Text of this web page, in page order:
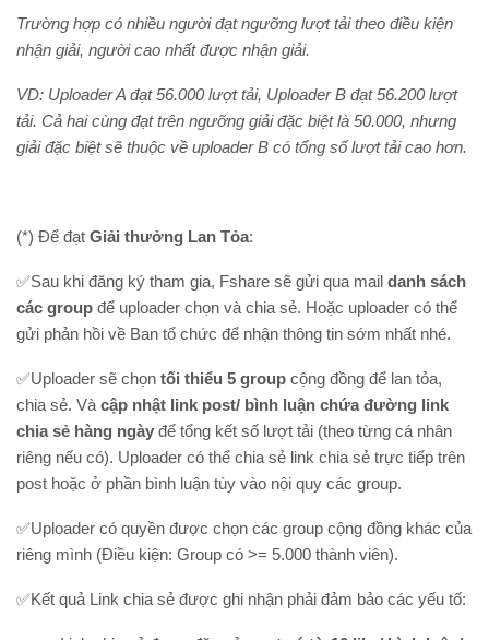
Trường hợp có nhiều người đạt ngưỡng lượt tải theo điều kiện
nhận giải, người cao nhất được nhận giải.
VD: Uploader A đạt 56.000 lượt tải, Uploader B đạt 56.200 lượt
tải. Cả hai cùng đạt trên ngưỡng giải đặc biệt là 50.000, nhưng
giải đặc biệt sẽ thuộc về uploader B có tổng số lượt tải cao hơn.
(*) Để đạt Giải thưởng Lan Tỏa:
✅Sau khi đăng ký tham gia, Fshare sẽ gửi qua mail danh sách
các group để uploader chọn và chia sẻ. Hoặc uploader có thể
gửi phản hồi về Ban tổ chức để nhận thông tin sớm nhất nhé.
✅Uploader sẽ chọn tối thiểu 5 group cộng đồng để lan tỏa,
chia sẻ. Và cập nhật link post/ bình luận chứa đường link
chia sẻ hàng ngày để tổng kết số lượt tải (theo từng cá nhân
riêng nếu có). Uploader có thể chia sẻ link chia sẻ trực tiếp trên
post hoặc ở phần bình luận tùy vào nội quy các group.
✅Uploader có quyền được chọn các group cộng đồng khác của
riêng mình (Điều kiện: Group có >= 5.000 thành viên).
✅Kết quả Link chia sẻ được ghi nhận phải đảm bảo các yếu tố: